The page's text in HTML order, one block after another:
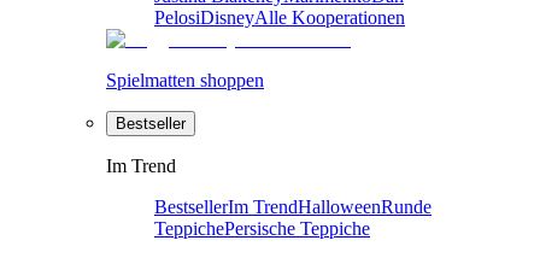
PelosiDisneyAlle Kooperationen
Spielmatten shoppen
Bestseller
Im Trend
BestsellerIm TrendHalloweenRunde
TeppichePersische Teppiche